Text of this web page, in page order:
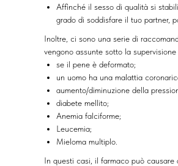
Affinché il sesso di qualità si
grado di soddisfare il tuo partner,
Inoltre, ci sono una serie di
vengono assunte sotto la
se il pene è deformato;
un uomo ha una malattia
aumento/diminuzione della
diabete mellito;
Anemia falciforme;
Leucemia;
Mieloma multiplo.
In questi casi, il farmaco può